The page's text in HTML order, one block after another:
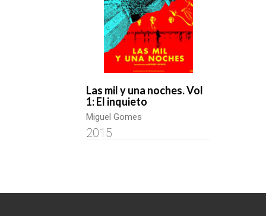
Las mil y una noches. Vol
1: El inquieto
Miguel Gomes
2015